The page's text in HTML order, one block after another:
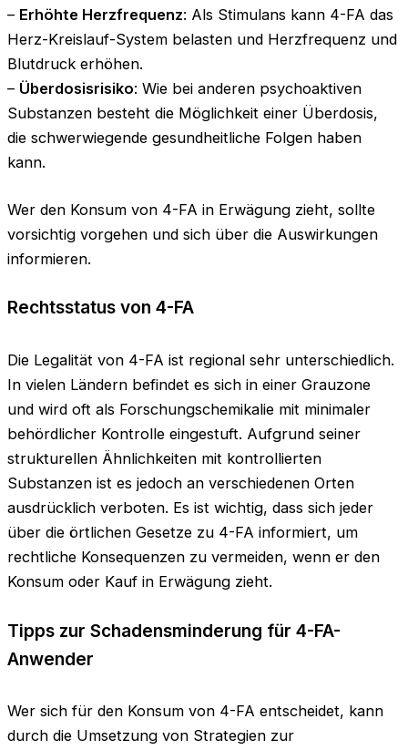
– Erhöhte Herzfrequenz: Als Stimulans kann 4-FA das
Herz-Kreislauf-System belasten und Herzfrequenz und
Blutdruck erhöhen.
– Überdosisrisiko: Wie bei anderen psychoaktiven
Substanzen besteht die Möglichkeit einer Überdosis,
die schwerwiegende gesundheitliche Folgen haben
kann.
Wer den Konsum von 4-FA in Erwägung zieht, sollte
vorsichtig vorgehen und sich über die Auswirkungen
informieren.
Rechtsstatus von 4-FA
Die Legalität von 4-FA ist regional sehr unterschiedlich.
In vielen Ländern befindet es sich in einer Grauzone
und wird oft als Forschungschemikalie mit minimaler
behördlicher Kontrolle eingestuft. Aufgrund seiner
strukturellen Ähnlichkeiten mit kontrollierten
Substanzen ist es jedoch an verschiedenen Orten
ausdrücklich verboten. Es ist wichtig, dass sich jeder
über die örtlichen Gesetze zu 4-FA informiert, um
rechtliche Konsequenzen zu vermeiden, wenn er den
Konsum oder Kauf in Erwägung zieht.
Tipps zur Schadensminderung für 4-FA-
Anwender
Wer sich für den Konsum von 4-FA entscheidet, kann
durch die Umsetzung von Strategien zur